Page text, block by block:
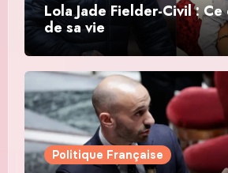
Lola Jade Fielder-Civil : Ce
de sa vie
Politique Française